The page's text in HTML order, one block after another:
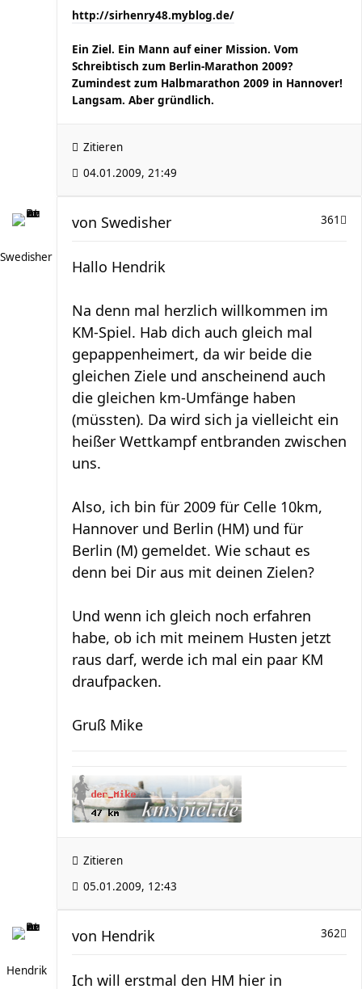
http://sirhenry48.myblog.de/
Ein Ziel. Ein Mann auf einer Mission. Vom
Schreibtisch zum Berlin-Marathon 2009?
Zumindest zum Halbmarathon 2009 in Hannover!
Langsam. Aber gründlich.
Zitieren
04.01.2009, 21:49
Swedisher
361
von Swedisher
Hallo Hendrik
Na denn mal herzlich willkommen im
KM-Spiel. Hab dich auch gleich mal
gepappenheimert, da wir beide die
gleichen Ziele und anscheinend auch
die gleichen km-Umfänge haben
(müssten). Da wird sich ja vielleicht ein
heißer Wettkampf entbranden zwischen
uns.
Also, ich bin für 2009 für Celle 10km,
Hannover und Berlin (HM) und für
Berlin (M) gemeldet. Wie schaut es
denn bei Dir aus mit deinen Zielen?
Und wenn ich gleich noch erfahren
habe, ob ich mit meinem Husten jetzt
raus darf, werde ich mal ein paar KM
draufpacken.
Gruß Mike
Zitieren
05.01.2009, 12:43
Hendrik
362
von Hendrik
Ich will erstmal den HM hier in